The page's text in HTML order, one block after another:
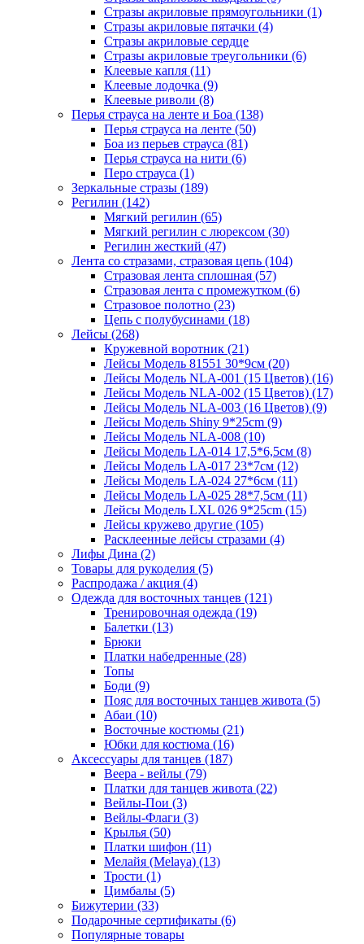
Стразы акриловые прямоугольники (1)
Стразы акриловые пятачки (4)
Стразы акриловые сердце
Стразы акриловые треугольники (6)
Клеевые капля (11)
Клеевые лодочка (9)
Клеевые риволи (8)
Перья страуса на ленте и Боа (138)
Перья страуса на ленте (50)
Боа из перьев страуса (81)
Перья страуса на нити (6)
Перо страуса (1)
Зеркальные стразы (189)
Регилин (142)
Мягкий регилин (65)
Мягкий регилин с люрексом (30)
Регилин жесткий (47)
Лента со стразами, стразовая цепь (104)
Стразовая лента сплошная (57)
Стразовая лента с промежутком (6)
Стразовое полотно (23)
Цепь с полубусинами (18)
Лейсы (268)
Кружевной воротник (21)
Лейсы Модель 81551 30*9см (20)
Лейсы Модель NLA-001 (15 Цветов) (16)
Лейсы Модель NLA-002 (15 Цветов) (17)
Лейсы Модель NLA-003 (16 Цветов) (9)
Лейсы Модель Shiny 9*25cm (9)
Лейсы Модель NLA-008 (10)
Лейсы Модель LA-014 17,5*6,5см (8)
Лейсы Модель LA-017 23*7см (12)
Лейсы Модель LA-024 27*6см (11)
Лейсы Модель LA-025 28*7,5см (11)
Лейсы Модель LXL 026 9*25cm (15)
Лейсы кружево другие (105)
Расклеенные лейсы стразами (4)
Лифы Дина (2)
Товары для рукоделия (5)
Распродажа / акция (4)
Одежда для восточных танцев (121)
Тренировочная одежда (19)
Балетки (13)
Брюки
Платки набедренные (28)
Топы
Боди (9)
Пояс для восточных танцев живота (5)
Абаи (10)
Восточные костюмы (21)
Юбки для костюма (16)
Аксессуары для танцев (187)
Веера - вейлы (79)
Платки для танцев живота (22)
Вейлы-Пои (3)
Вейлы-Флаги (3)
Крылья (50)
Платки шифон (11)
Мелайя (Melaya) (13)
Трости (1)
Цимбалы (5)
Бижутерии (33)
Подарочные сертификаты (6)
Популярные товары